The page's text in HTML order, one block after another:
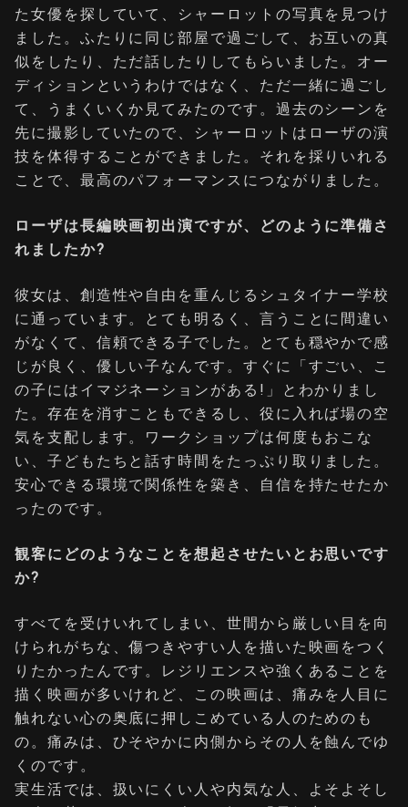
た女優を探していて、シャーロットの写真を見つけ
ました。ふたりに同じ部屋で過ごして、お互いの真
似をしたり、ただ話したりしてもらいました。オー
ディションというわけではなく、ただ一緒に過ごし
て、うまくいくか見てみたのです。過去のシーンを
先に撮影していたので、シャーロットはローザの演
技を体得することができました。それを採りいれる
ことで、最高のパフォーマンスにつながりました。
ローザは⻑編映画初出演ですが、どのように準備さ
れましたか?
彼女は、創造性や自由を重んじるシュタイナー学校
に通っています。とても明るく、言うことに間違い
がなくて、信頼できる子でした。とても穏やかで感
じが良く、優しい子なんです。すぐに「すごい、こ
の子にはイマジネーションがある!」とわかりまし
た。存在を消すこともできるし、役に入れば場の空
気を支配します。ワークショップは何度もおこな
い、子どもたちと話す時間をたっぷり取りました。
安心できる環境で関係性を築き、自信を持たせたか
ったのです。
観客にどのようなことを想起させたいとお思いです
か?
すべてを受けいれてしまい、世間から厳しい目を向
けられがちな、傷つきやすい人を描いた映画をつく
りたかったんです。レジリエンスや強くあることを
描く映画が多いけれど、この映画は、痛みを人目に
触れない心の奥底に押しこめている人のためのも
の。痛みは、ひそやかに内側からその人を蝕んでゆ
くのです。
実生活では、扱いにくい人や内気な人、よそよそし